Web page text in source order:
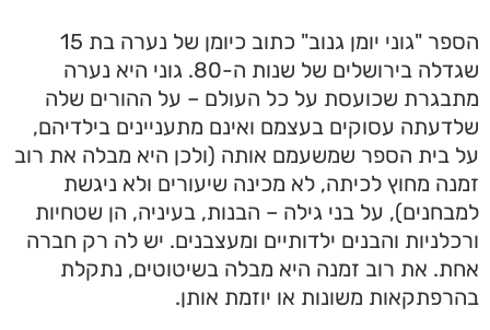
הספר "גוני יומן גנוב" כתוב כיומן של נערה בת 15
שגדלה בירושלים של שנות ה-80. גוני היא נערה
מתבגרת שכועסת על כל העולם – על ההורים שלה
שלדעתה עסוקים בעצמם ואינם מתעניינים בילדיהם,
על בית הספר שמשעמם אותה (ולכן היא מבלה את רוב
זמנה מחוץ לכיתה, לא מכינה שיעורים ולא ניגשת
למבחנים), על בני גילה – הבנות, בעיניה, הן שטחיות
ורכלניות והבנים ילדותיים ומעצבנים. יש לה רק חברה
אחת. את רוב זמנה היא מבלה בשיטוטים, נתקלת
בהרפתקאות משונות או יוזמת אותן.